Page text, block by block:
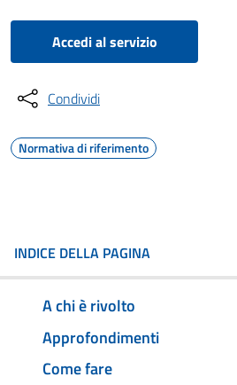
Accedi al servizio
Condividi
Normativa di riferimento
INDICE DELLA PAGINA
A chi è rivolto
Approfondimenti
Come fare